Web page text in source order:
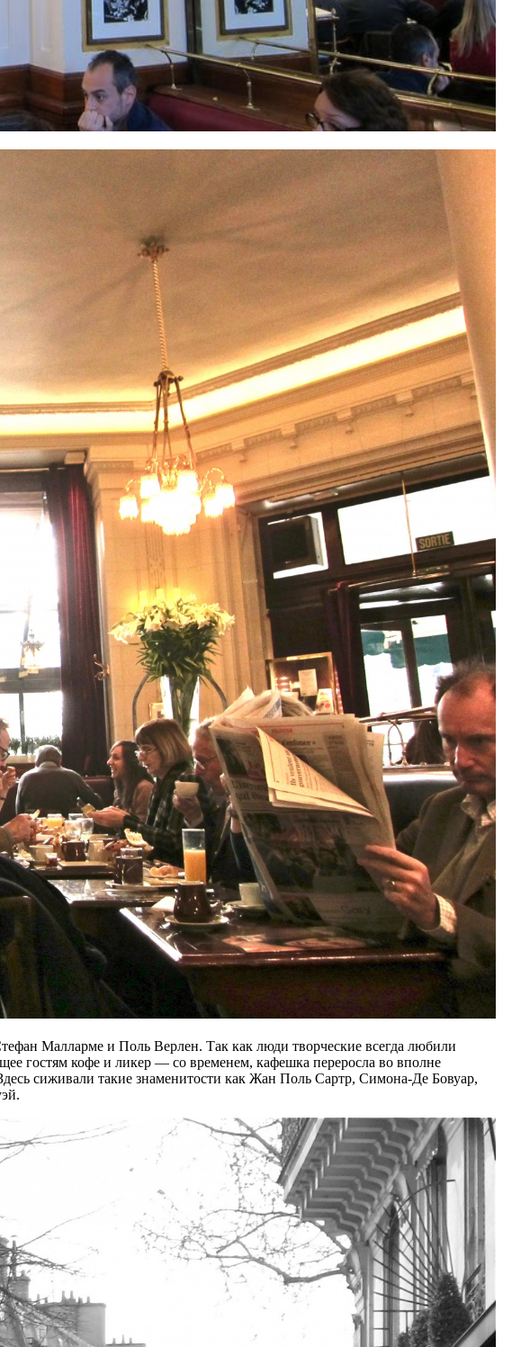
Малларме и Поль Верлен. Так как люди творческие всегда любили
гостям кофе и ликер — со временем, кафешка переросла во вполне
сиживали такие знаменитости как Жан Поль Сартр, Симона-Де Бовуар,